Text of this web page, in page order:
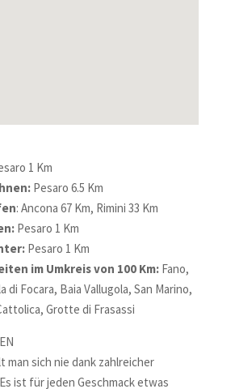
1 Km
Pesaro 6.5 Km
: Ancona 67 Km, Rimini 33 Km
Pesaro 1 Km
Pesaro 1 Km
im Umkreis von 100 Km:Fano,
di Focara, Baia Vallugola, San Marino,
Grotte di Frasassi
man sich nie dank zahlreicher
ist für jeden Geschmack etwas